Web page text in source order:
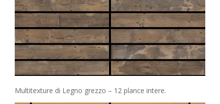
Multitexture di Legno grezzo – 12 plance intere.